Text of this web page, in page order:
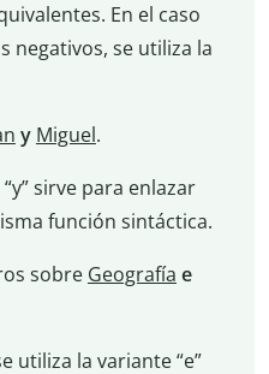
En el caso
negativos, se utiliza la
y Miguel.
sirve para enlazar
función sintáctica.
sobre Geografía e
utiliza la variante “e”